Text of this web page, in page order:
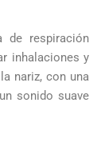
de respiración
inhalaciones y
nariz, con una
sonido suave